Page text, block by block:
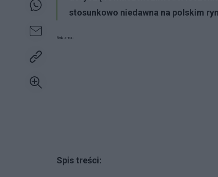
stosunkowo niedawna na polskim
Reklama:
Spis treści: